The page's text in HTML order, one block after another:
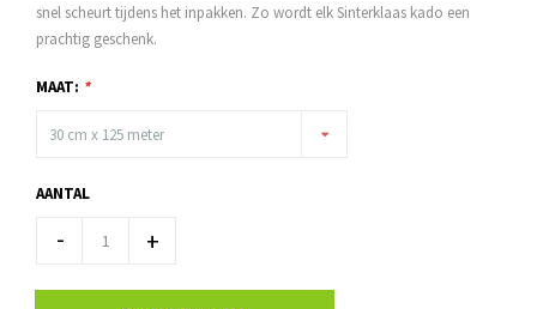
snel scheurt tijdens het inpakken. Zo wordt elk Sinterklaas kado een
prachtig geschenk.
MAAT: *
30 cm x 125 meter
AANTAL
- +